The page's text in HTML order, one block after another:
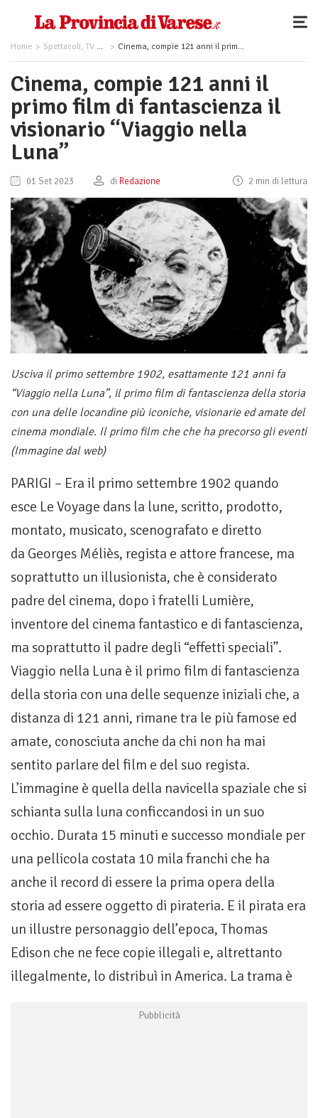
Home Spettacoli, TV e Musica Cinema, compie 121 anni il primo film di fantascienza il visionario “Viaggio nella Luna”
Cinema, compie 121 anni il
primo film di fantascienza il
visionario “Viaggio nella
Luna”
01 Set 2023 di Redazione 2 min di lettura
Usciva il primo settembre 1902, esattamente 121 anni fa
“Viaggio nella Luna”, il primo film di fantascienza della storia
con una delle locandine più iconiche, visionarie ed amate del
cinema mondiale. Il primo film che che ha precorso gli eventi
(Immagine dal web)
PARIGI – Era il primo settembre 1902 quando
esce Le Voyage dans la lune, scritto, prodotto,
montato, musicato, scenografato e diretto
da Georges Méliès, regista e attore francese, ma
soprattutto un illusionista, che è considerato
padre del cinema, dopo i fratelli Lumière,
inventore del cinema fantastico e di fantascienza,
ma soprattutto il padre degli “effetti speciali”.
Viaggio nella Luna è il primo film di fantascienza
della storia con una delle sequenze iniziali che, a
distanza di 121 anni, rimane tra le più famose ed
amate, conosciuta anche da chi non ha mai
sentito parlare del film e del suo regista.
L’immagine è quella della navicella spaziale che si
schianta sulla luna conficcandosi in un suo
occhio. Durata 15 minuti e successo mondiale per
una pellicola costata 10 mila franchi che ha
anche il record di essere la prima opera della
storia ad essere oggetto di pirateria. E il pirata era
un illustre personaggio dell’epoca, Thomas
Edison che ne fece copie illegali e, altrettanto
illegalmente, lo distribuì in America. La trama è